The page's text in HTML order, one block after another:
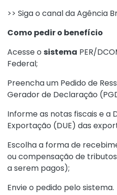
>> Siga o canal da Agência
Como pedir o benefício
Acesse o sistema PER/
Federal;
Preencha um Pedido de
Gerador de Declaração
Informe as notas fiscais e a
Exportação (DUE) das
Escolha a forma de
ou compensação de
a serem pagos);
Envie o pedido pelo sistema.